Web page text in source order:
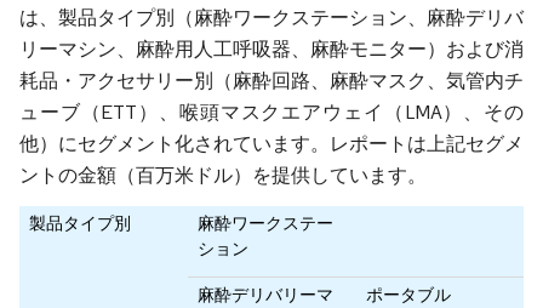
は、製品タイプ別（麻酔ワークステーション、麻酔デリバ
リーマシン、麻酔用人工呼吸器、麻酔モニター）および消
耗品・アクセサリー別（麻酔回路、麻酔マスク、気管内チ
ューブ（ETT）、喉頭マスクエアウェイ（LMA）、その
他）にセグメント化されています。レポートは上記セグメ
ントの金額（百万米ドル）を提供しています。
製品タイプ別
麻酔ワークステー
ション
麻酔デリバリーマ
ポータブル